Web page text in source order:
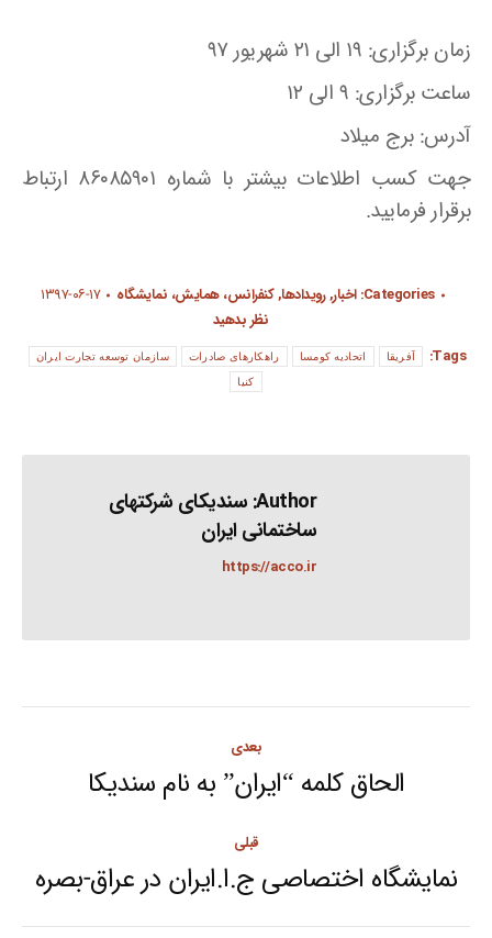
زمان برگزاری: ۱۹ الی ۲۱ شهریور ۹۷
ساعت برگزاری: ۹ الی ۱۲
آدرس: برج میلاد
جهت کسب اطلاعات بیشتر با شماره ۸۶۰۸۵۹۰۱ ارتباط
برقرار فرمایید.
Categories: اخبار,رویدادها,کنفرانس، همایش، نمایشگاه
۱۳۹۷-۰۶-۱۷
نظر بدهید
Tags:
آفریقا اتحادیه کومسا راهکارهای صادرات سازمان توسعه تجارت ایران
کنیا
Author: سندیکای شرکتهای
ساختمانی ایران
https://acco.ir
navigation
قبلی
Previous
نمایشگاه اختصاصی ج.ا.ایران در عراق-بصره
بعدی
Next
الحاق کلمه “ایران” به نام سندیکا